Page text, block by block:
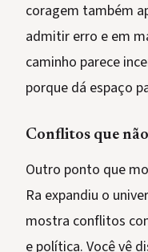
coragem também
admitir erro e em
caminho parece
porque dá espaço
Conflitos que
Outro ponto que
Ra expandiu o
mostra conflitos
e política. Você vê